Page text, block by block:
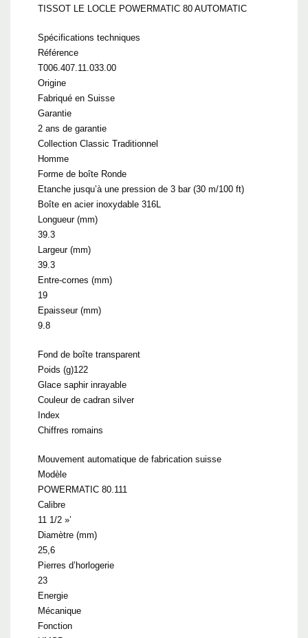
TISSOT LE LOCLE POWERMATIC 80 AUTOMATIC
Spécifications techniques
Référence
T006.407.11.033.00
Origine
Fabriqué en Suisse
Garantie
2 ans de garantie
Collection Classic Traditionnel
Homme
Forme de boîte Ronde
Etanche jusqu’à une pression de 3 bar (30 m/100 ft)
Boîte en acier inoxydable 316L
Longueur (mm)
39.3
Largeur (mm)
39.3
Entre-cornes (mm)
19
Epaisseur (mm)
9.8
Fond de boîte transparent
Poids (g)122
Glace saphir inrayable
Couleur de cadran silver
Index
Chiffres romains
Mouvement automatique de fabrication suisse
Modèle
POWERMATIC 80.111
Calibre
11 1/2 »’
Diamètre (mm)
25,6
Pierres d’horlogerie
23
Energie
Mécanique
Fonction